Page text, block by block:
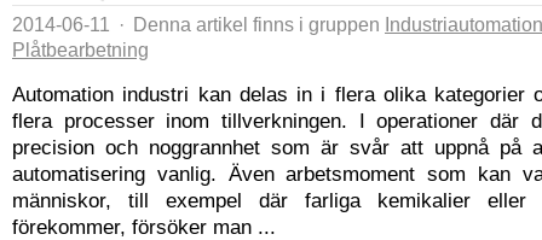
2014-06-11 · Denna artikel finns i gruppen Industriautomation
Plåtbearbetning
Automation industri kan delas in i flera olika kategorier
flera processer inom tillverkningen. I operationer där
precision och noggrannhet som är svår att uppnå på
automatisering vanlig. Även arbetsmoment som kan
människor, till exempel där farliga kemikalier eller
förekommer, försöker man ...